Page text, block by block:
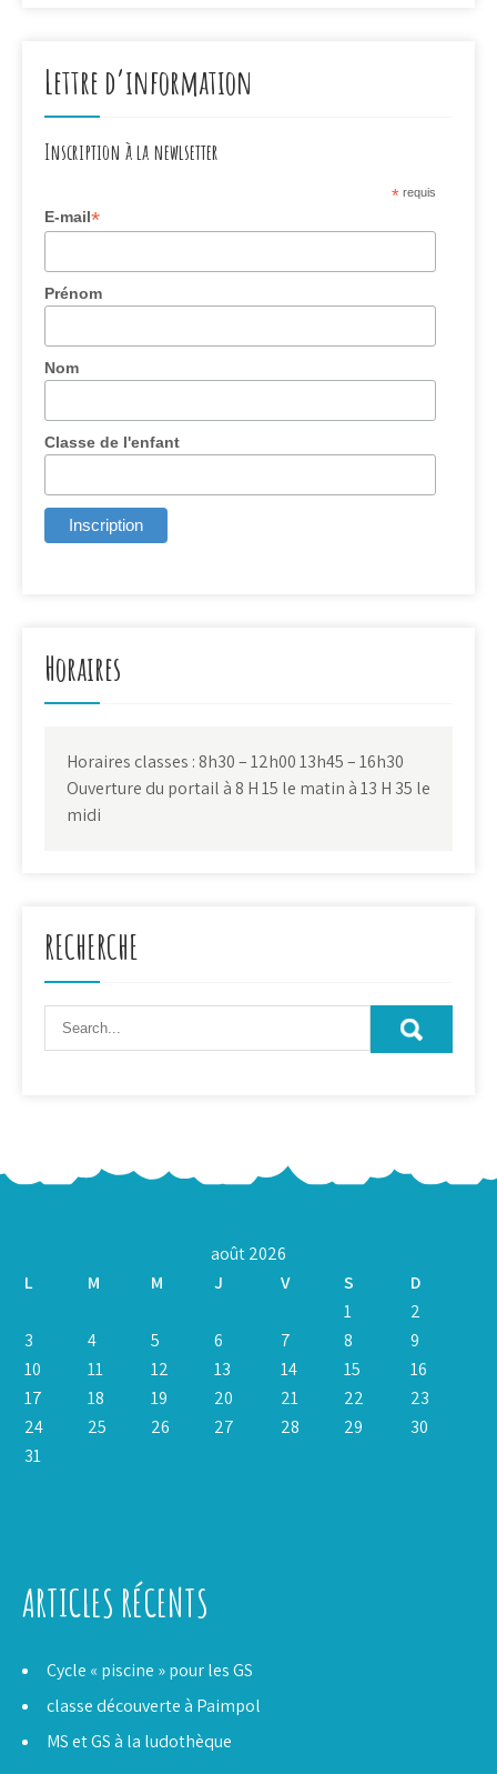
Lettre d’information
Inscription à la newlsetter
* requis
E-mail*
Prénom
Nom
Classe de l'enfant
Horaires
Horaires classes : 8h30 – 12h00 13h45 – 16h30
Ouverture du portail à 8 H 15 le matin à 13 H 35 le
midi
RECHERCHE
août 2026
L
M M J V S
D
1
2
3
4 5 6 7 8
9
10
11 12 13 14 15
16
17
18 19 20 21 22
23
24
25 26 27 28 29
30
31
ARTICLES RÉCENTS
Cycle « piscine » pour les GS
classe découverte à Paimpol
MS et GS à la ludothèque